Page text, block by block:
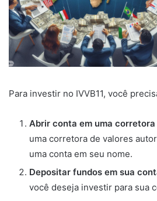
Para investir no IVVB11, você
Abrir conta em uma
uma corretora de valores
uma conta em seu nome.
Depositar fundos em sua
você deseja investir para sua